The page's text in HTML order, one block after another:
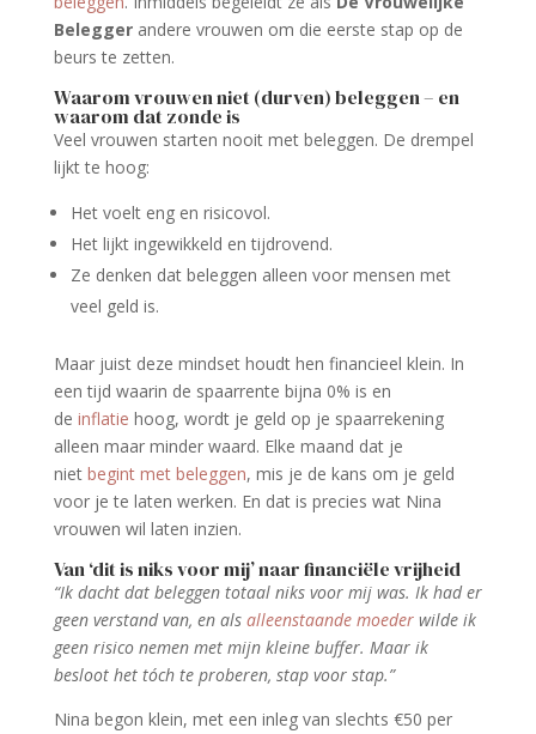
Beleggerandere vrouwen om die eerste stap op de
beurs te zetten.
Waarom vrouwen niet (durven) beleggen – en
waarom dat zonde is
Veel vrouwen starten nooit met beleggen. De drempel
lijkt te hoog:
Het voelt eng en risicovol.
Het lijkt ingewikkeld en tijdrovend.
Ze denken dat beleggen alleen voor mensen met
veel geld is.
Maar juist deze mindset houdt hen financieel klein. In
een tijd waarin de spaarrente bijna 0% is en
de inflatie hoog, wordt je geld op je spaarrekening
alleen maar minder waard. Elke maand dat je
niet begint met beleggen, mis je de kans om je geld
voor je te laten werken. En dat is precies wat Nina
vrouwen wil laten inzien.
Van ‘dit is niks voor mij’ naar financiële vrijheid
“Ik dacht dat beleggen totaal niks voor mij was. Ik had er
geen verstand van, en als alleenstaande moederwilde ik
geen risico nemen met mijn kleine buffer. Maar ik
besloot het tóch te proberen, stap voor stap.”
Nina begon klein, met een inleg van slechts €50 per